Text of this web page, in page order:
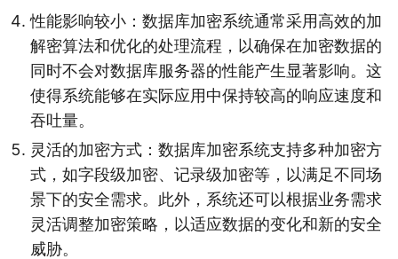
性能影响较小：数据库加密系统通常采用高效的加
解密算法和优化的处理流程，以确保在加密数据的
同时不会对数据库服务器的性能产生显著影响。这
使得系统能够在实际应用中保持较高的响应速度和
吞吐量。
灵活的加密方式：数据库加密系统支持多种加密方
式，如字段级加密、记录级加密等，以满足不同场
景下的安全需求。此外，系统还可以根据业务需求
灵活调整加密策略，以适应数据的变化和新的安全
威胁。